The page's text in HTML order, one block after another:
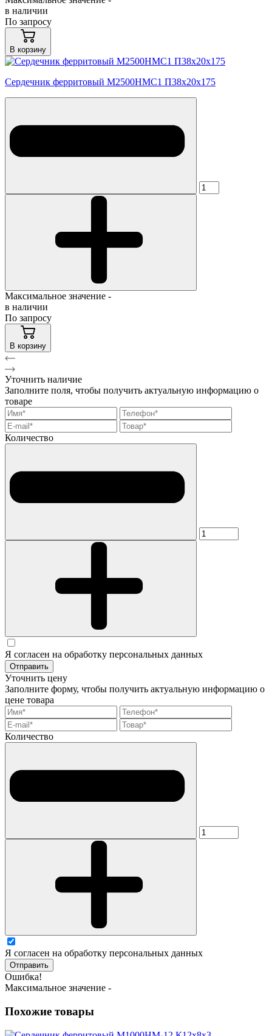
в наличии
По запросу
В корзину
Сердечник ферритовый М2500НМС1 П38х20х175
Максимальное значение -
в наличии
По запросу
В корзину
Уточнить наличие
Заполните поля, чтобы получить актуальную информацию о
товаре
Количество
Я согласен на обработку персональных данных
Отправить
Уточнить цену
Заполните форму, чтобы получить актуальную информацию о
цене товара
Количество
Я согласен на обработку персональных данных
Отправить
Ошибка!
Максимальное значение -
Похожие товары